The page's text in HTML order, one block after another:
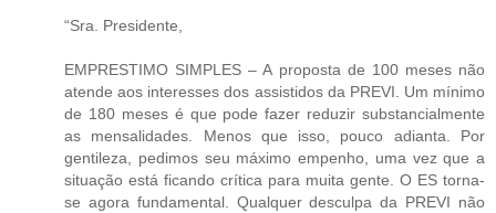
“Sra. Presidente,
EMPRESTIMO SIMPLES – A proposta de 100 meses não
atende aos interesses dos assistidos da PREVI. Um mínimo
de 180 meses é que pode fazer reduzir substancialmente
as mensalidades. Menos que isso, pouco adianta. Por
gentileza, pedimos seu máximo empenho, uma vez que a
situação está ficando crítica para muita gente. O ES torna-
se agora fundamental. Qualquer desculpa da PREVI não